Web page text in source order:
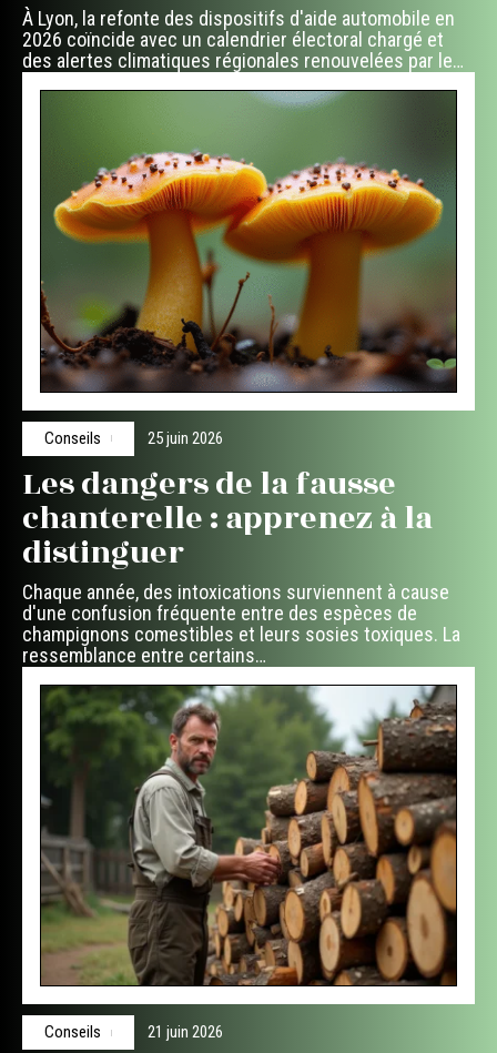
À Lyon, la refonte des dispositifs d'aide automobile en
2026 coïncide avec un calendrier électoral chargé et
des alertes climatiques régionales renouvelées par le…
Conseils 25 juin 2026
Les dangers de la fausse
chanterelle : apprenez à la
distinguer
Chaque année, des intoxications surviennent à cause
d'une confusion fréquente entre des espèces de
champignons comestibles et leurs sosies toxiques. La
ressemblance entre certains…
Conseils 21 juin 2026